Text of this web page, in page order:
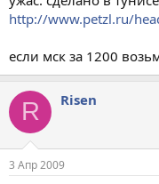
http://www.petzl.ru/
если мск за 1200
R Risen
3 Апр 2009